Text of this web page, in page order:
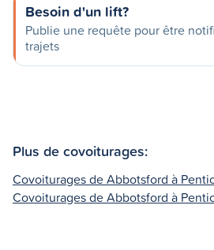
Besoin d'un lift?
Publie une requête pour être
trajets
Plus de covoiturages:
Covoiturages de Abbotsford à
Covoiturages de Abbotsford à